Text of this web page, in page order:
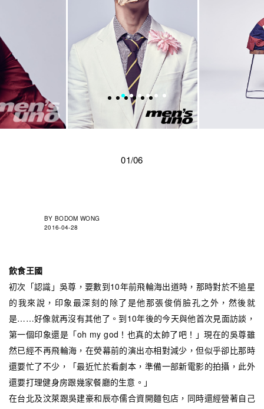
01/06
BY BODOM WONG
2016-04-28
飲食王國
初次「認識」吳尊，要數到10年前飛輪海出道時，那時對於不追星
的我來說，印象最深刻的除了是他那張俊俏臉孔之外，然後就
是……好像就再沒有其他了。到10年後的今天與他首次見面訪談，
第一個印象還是「oh my god！也真的太帥了吧！」現在的吳尊雖
然已經不再飛輪海，在熒幕前的演出亦相對減少，但似乎卻比那時
還要忙了不少，「最近忙於看劇本，準備一部新電影的拍攝，此外
還要打理健身房跟幾家餐廳的生意。」
在台北及汶萊跟吳建豪和辰亦儒合資開麵包店，同時還經營著自己